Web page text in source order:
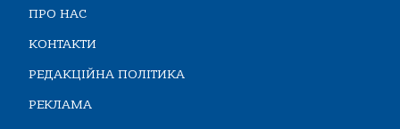
ПРО НАС
КОНТАКТИ
РЕДАКЦІЙНА ПОЛІТИКА
РЕКЛАМА